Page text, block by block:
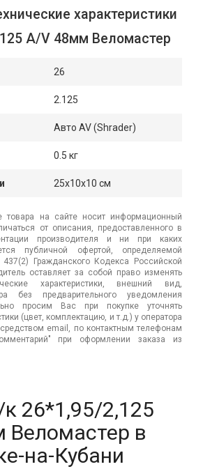
характеристики
A/V 48мм Веломастер
26
2.125
Авто AV (Shrader)
0.5 кг
25x10x10 см
товара на сайте носит информационный
от описания, предоставленного в
производителя и ни при каких
публичной офертой, определяемой
Гражданского Кодекса Российской
оставляет за собой право изменять
характеристики, внешний вид,
без предварительного уведомления
просим Вас при покупке уточнять
(цвет, комплектацию, и т.д.) у оператора
email, по контактным телефонам
при оформлении заказа из
26*1,95/2,125
в
на-Кубани